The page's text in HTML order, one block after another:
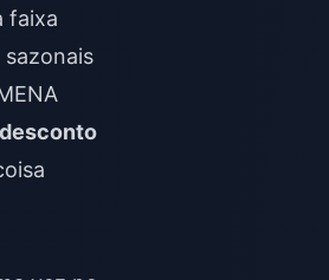
faixa